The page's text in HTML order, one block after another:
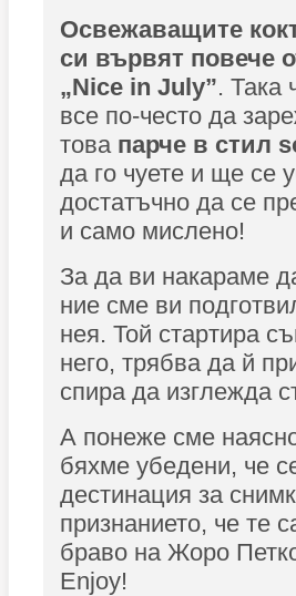
Освежаващите
си вървят повече
„Nice in July”. Така
все по-често да
това парче в стил
да го чуете и ще се
достатъчно да се
и само мислено!
За да ви накараме
ние сме ви
нея. Той стартира
него, трябва да й
спира да изглежда
А понеже сме
бяхме убедени, че
дестинация за
признанието, че те
браво на Жоро
Enjoy!